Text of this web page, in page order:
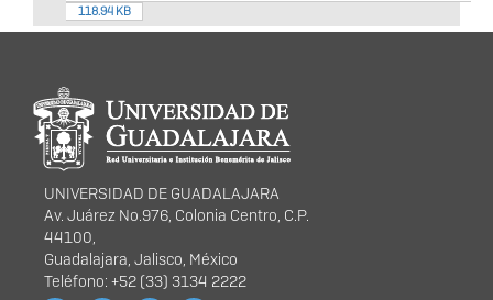
118.94 KB
Información del
portal
UNIVERSIDAD DE GUADALAJARA
Av. Juárez No.976, Colonia Centro, C.P.
44100,
Guadalajara, Jalisco, México
Teléfono: +52 (33) 3134 2222